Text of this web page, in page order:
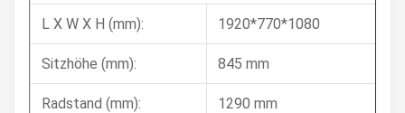
L X W X H (mm): 1920*770*1080
Sitzhöhe (mm): 845 mm
Radstand (mm): 1290 mm